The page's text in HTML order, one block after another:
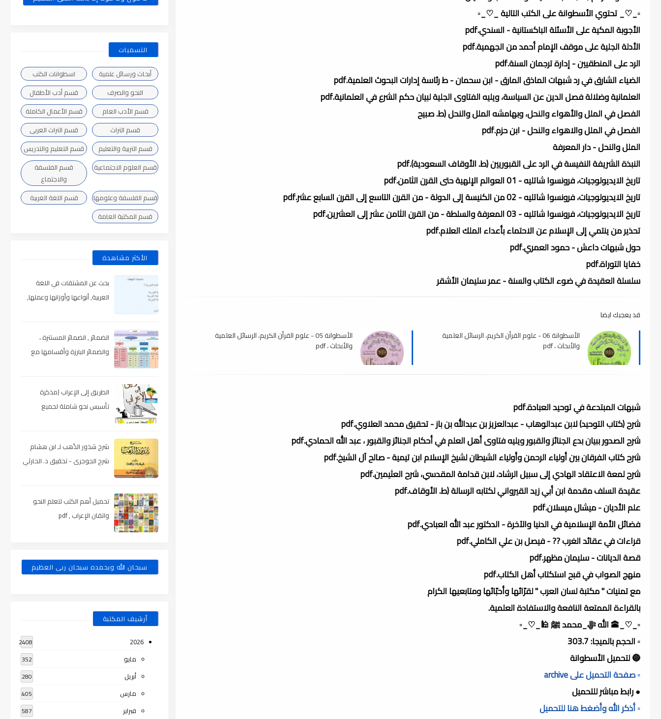
▫️_♡_ تحتوي الأسطوانة على الكتب التالية _♡_▫️
الأجوبة المكية على الأسئلة الباكستانية - السندي.pdf
الأدلة الجلية على موقف الإمام أحمد من الجهمية.pdf
الرد على المنطقيين - إدارة ترجمان السنة.pdf
الضياء الشارق في رد شبهات الماذق المارق - ابن سحمان - ط رئاسة إدارات البحوث العلمية.pdf
العلمانية وضلالة فصل الدين عن السياسة، ويليه الفتاوى الجلية لبيان حكم الشرع في العلمانية.pdf
الفصل في الملل والأهواء والنحل، وبهامشه الملل والنحل (ط. صبيح
الفصل في الملل والاهواء والنحل - ابن حزم.pdf
الملل والنحل - دار المعرفة
النبذة الشريفة النفيسة في الرد على القبوريين (ط. الأوقاف السعودية).pdf
تاريخ الايديولوجيات، فرونسوا شاتليه - 01 العوالم الإلهية حتى القرن الثامن.pdf
تاريخ الايديولوجيات، فرونسوا شاتليه - 02 من الكنيسة إلى الدولة - من القرن التاسع إلى القرن السابع عشر.pdf
تاريخ الايديولوجيات، فرونسوا شاتليه - 03 المعرفة والسلطة - من القرن الثامن عشر إلى العشرين.pdf
تحذير من ينتمي إلى الإسلام عن الاحتماء بأعداء الملك العلام.pdf
حول شبهات داعش - حمود العمري.pdf
خفايا التوراة.pdf
سلسلة العقيدة في ضوء الكتاب والسنة - عمر سليمان الأشقر
قد يعجبك ايضا
الأسطوانة 06 - علوم القرأن الكريم، الرسائل العلمية
والأبحاث ، pdf
الأسطوانة 05 - علوم القرأن الكريم، الرسائل العلمية
والأبحاث ، pdf
شبهات المبتدعة في توحيد العبادة.pdf
شرح (كتاب التوحيد) لابن عبدالوهاب - عبدالعزيز بن عبدالله بن باز - تحقيق محمد العلاوي.pdf
شرح الصدور ببيان بدع الجنائز والقبور ويليه فتاوى أهل العلم في أحكام الجنائز والقبور ، عبد الله الحمادي.pdf
شرح كتاب الفرقان بين أولياء الرحمن وأولياء الشيطان لشيخ الإسلام ابن تيمية - صالح آل الشيخ.pdf
شرح لمعة الاعتقاد الهادي إلى سبيل الرشاد، لابن قدامة المقدسي، شرح العثيمين.pdf
عقيدة السلف مقدمة ابن أبي زيد القيرواني لكتابه الرسالة (ط. الأوقاف.pdf
علم الأديان - ميشال ميسلان.pdf
فضائل الأمة الإسلامية في الدنيا والآخرة - الدكتور عبد الله العبادي.pdf
قراءات في عقائد الغرب ?? - فيصل بن علي الكاملي.pdf
قصة الديانات - سليمان مظهر.pdf
منهج الصواب في قبح استكتاب أهل الكتاب.pdf
مع تمنيات " مكتبة لسان العرب " لقرّائها وأحبّائها ومتابعيها الكرام
بالقراءة الممتعة النافعة والاستفادة العلمية.
▫️_♡_🕋 الله ﷻ_محمد ﷺ 🕌_♡_▫️
▫️ الحجم بالميجا: 303.7
🔵 لتحميل الأسطوانة
▫️ صفحة التحميل على archive
● رابط مباشر للتحميل
▫️ أذكر الله وأضغط هنا للتحميل
التسميات
أبحاث ورسائل علمية
اسطوانات الكتب
النحو والصرف
قسم أدب الأطفال
قسم الأدب العام
قسم الأعمال الكاملة
قسم التراث
قسم التراث العربى
قسم التربية والتعليم
قسم التعليم والتدريس
قسم العلوم الاجتماعية
قسم الفلسفة
والاجتماع
قسم الفلسفة وعلومها
قسم اللغة العربية
قسم المكتبة العامة
الأكثر مشاهدة
بحث عن المشتقات في اللغة
العربية, أنواعها وأوزانها وعملها,
الضمائر , الضمائر المستترة ،
والضمائر البارزة وأقسامها مع
الطريق إلى الإعراب (مذكرة
تأسيس نحو شاملة لجميع
شرح شذور الذّهب لـ ابن هشام
شرح الجوجرى - تحقيق د. الحارثي
تحميل أهم الكتب لتعلم النحو
واتقان الإعراب , pdf
سبحان الله وبحمده سبحان ربى العظيم
أرشيف المكتبة
2026
2408
مايو 352
أبريل 280
مارس 405
فبراير 587